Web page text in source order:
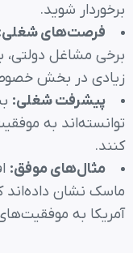
برخوردار شوید.
فرصت‌های شغلی
برخی مشاغل
زیادی در بخش
پیشرفت شغلی:
توانسته‌اند به
کنند.
مثال‌های موفق:
ماسک نشان داده‌اند
آمریکا به